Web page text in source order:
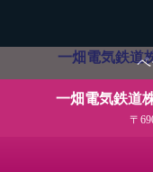
一畑電気鉄道
一畑電気鉄道
〒